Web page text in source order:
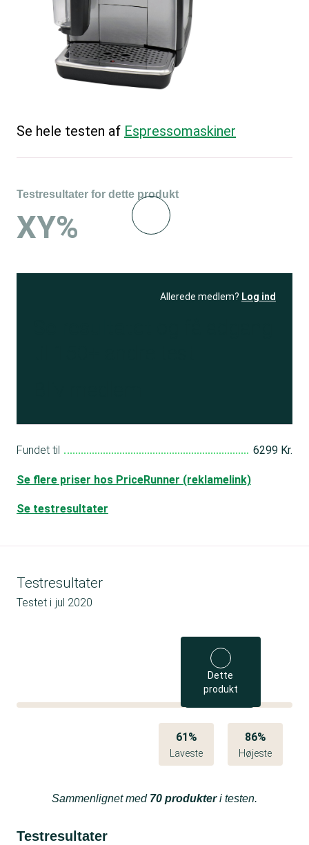
Se hele testen af Espressomaskiner
Testresultater for dette produkt
XY%
Allerede medlem? Log ind
Fundet til 6299 Kr.
Se flere priser hos PriceRunner (reklamelink)
Se testresultater
Testresultater
Testet i jul 2020
Dette
produkt
61%
Laveste
86%
Højeste
Sammenlignet med 70 produkteri testen.
Testresultater